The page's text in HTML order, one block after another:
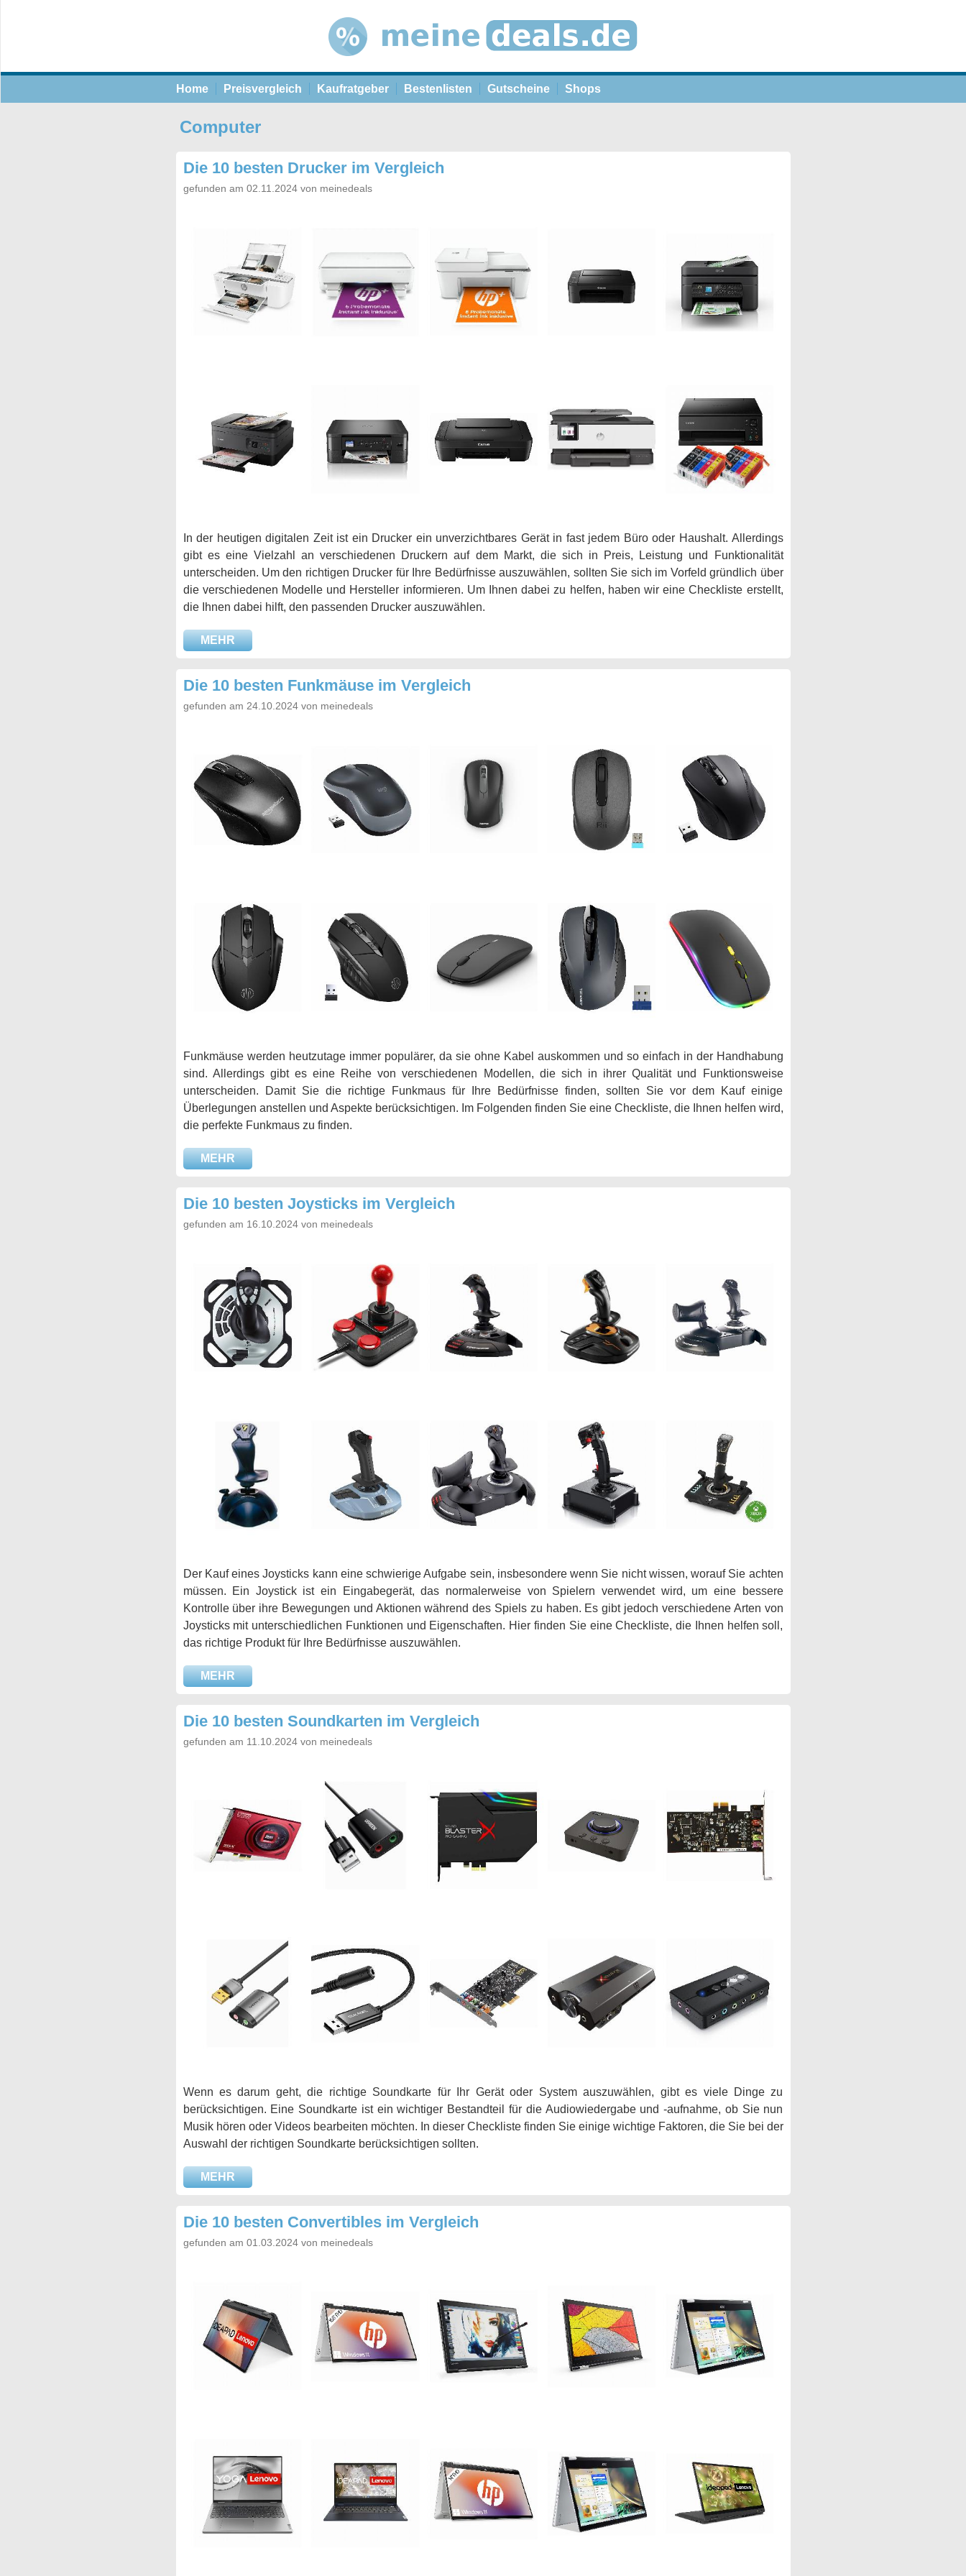
Home Preisvergleich Kaufratgeber Bestenlisten Gutscheine Shops
Computer
Die 10 besten Drucker im Vergleich
gefunden am 02.11.2024 von meinedeals
In der heutigen digitalen Zeit ist ein Drucker ein unverzichtbares Gerät in fast jedem Büro oder Haushalt. Allerdings
gibt es eine Vielzahl an verschiedenen Druckern auf dem Markt, die sich in Preis, Leistung und Funktionalität
unterscheiden. Um den richtigen Drucker für Ihre Bedürfnisse auszuwählen, sollten Sie sich im Vorfeld gründlich über
die verschiedenen Modelle und Hersteller informieren. Um Ihnen dabei zu helfen, haben wir eine Checkliste erstellt,
die Ihnen dabei hilft, den passenden Drucker auszuwählen.
MEHR
Die 10 besten Funkmäuse im Vergleich
gefunden am 24.10.2024 von meinedeals
Funkmäuse werden heutzutage immer populärer, da sie ohne Kabel auskommen und so einfach in der Handhabung
sind. Allerdings gibt es eine Reihe von verschiedenen Modellen, die sich in ihrer Qualität und Funktionsweise
unterscheiden. Damit Sie die richtige Funkmaus für Ihre Bedürfnisse finden, sollten Sie vor dem Kauf einige
Überlegungen anstellen und Aspekte berücksichtigen. Im Folgenden finden Sie eine Checkliste, die Ihnen helfen wird,
die perfekte Funkmaus zu finden.
MEHR
Die 10 besten Joysticks im Vergleich
gefunden am 16.10.2024 von meinedeals
Der Kauf eines Joysticks kann eine schwierige Aufgabe sein, insbesondere wenn Sie nicht wissen, worauf Sie achten
müssen. Ein Joystick ist ein Eingabegerät, das normalerweise von Spielern verwendet wird, um eine bessere
Kontrolle über ihre Bewegungen und Aktionen während des Spiels zu haben. Es gibt jedoch verschiedene Arten von
Joysticks mit unterschiedlichen Funktionen und Eigenschaften. Hier finden Sie eine Checkliste, die Ihnen helfen soll,
das richtige Produkt für Ihre Bedürfnisse auszuwählen.
MEHR
Die 10 besten Soundkarten im Vergleich
gefunden am 11.10.2024 von meinedeals
Wenn es darum geht, die richtige Soundkarte für Ihr Gerät oder System auszuwählen, gibt es viele Dinge zu
berücksichtigen. Eine Soundkarte ist ein wichtiger Bestandteil für die Audiowiedergabe und -aufnahme, ob Sie nun
Musik hören oder Videos bearbeiten möchten. In dieser Checkliste finden Sie einige wichtige Faktoren, die Sie bei der
Auswahl der richtigen Soundkarte berücksichtigen sollten.
MEHR
Die 10 besten Convertibles im Vergleich
gefunden am 01.03.2024 von meinedeals